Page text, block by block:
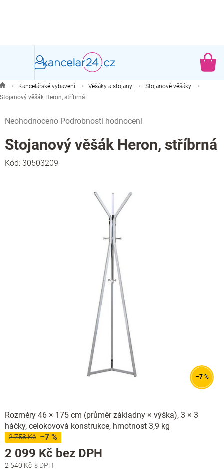
Kancelářské vybavení Věšáky a stojany
Stojanové věšáky
Stojanový věšák Heron, stříbrná
hodnocení
produktu
je
0,0
Neohodnoceno Podrobnosti hodnocení
Stojanový věšák Heron, stříbrná
Kód: 30503209
–7 %
Rozměry 46 × 175 cm (průměr základny × výška), 3 × 3
háčky, celokovová konstrukce, hmotnost 3,9 kg
2 758 Kč –7 %
2 540 Kč
2 099 Kč bez DPH